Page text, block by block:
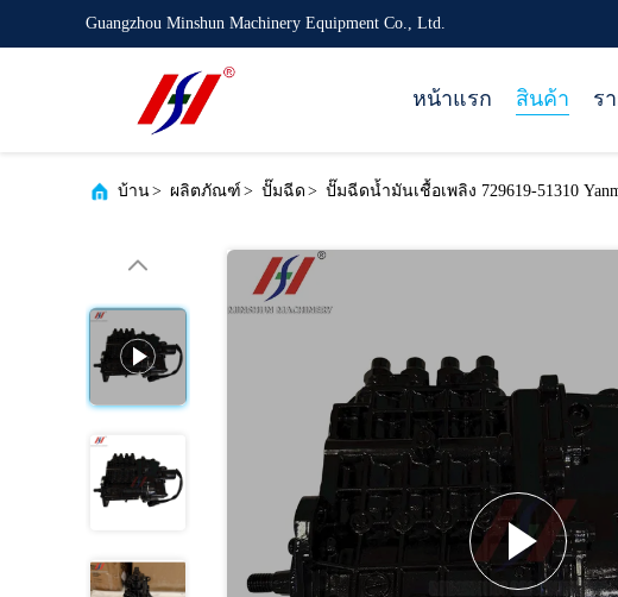
Guangzhou Minshun Machinery Equipment Co., Ltd.
หน้าแรก สินค้า ร
บ้าน> ผลิตภัณฑ์ > ปั๊มฉีด > ปั๊มฉีดน้ำมันเชื้อเพลิง 729619-51310